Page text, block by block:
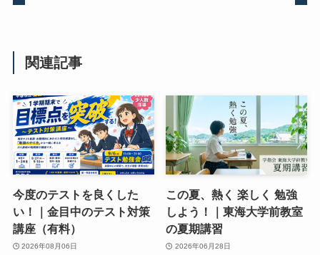
関連記事
今度のテストを良くした
い！｜金目中のテスト対策
講座（有料）
2026年08月06日
この夏、熱く 楽しく 勉強
しよう！｜東海大学前教室
の夏期講習
2026年06月28日